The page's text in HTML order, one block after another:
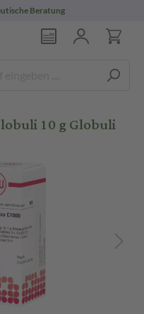
Beratung
10 g Globuli